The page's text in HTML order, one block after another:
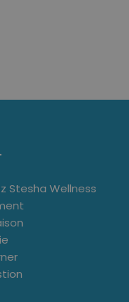
Stesha Wellness